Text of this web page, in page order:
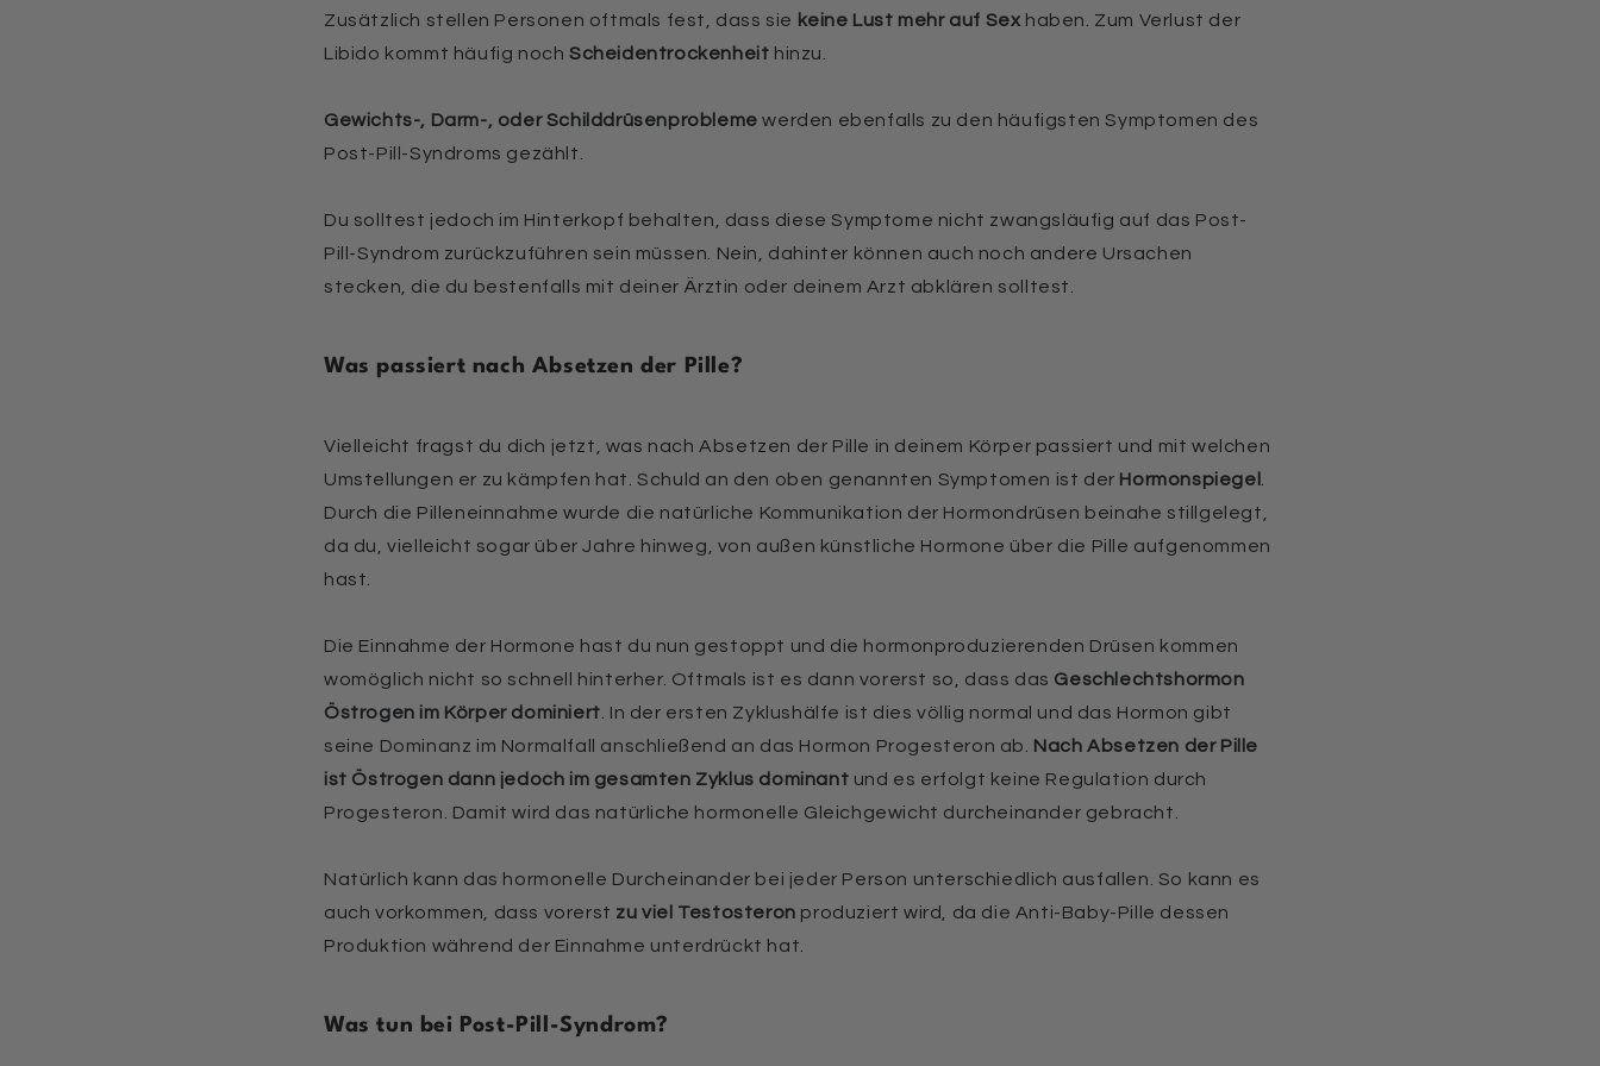
Zusätzlich stellen Personen oftmals fest, dass sie keine Lust mehr auf Sex haben. Zum Verlust der
Libido kommt häufig nochScheidentrockenheit hinzu.
Gewichts-, Darm-, oder Schilddrüsenprobleme werden ebenfalls zu den häufigsten Symptomen des
Post-Pill-Syndroms gezählt.
Du solltest jedoch im Hinterkopf behalten, dass diese Symptome nicht zwangsläufig auf das Post-
Pill-Syndrom zurückzuführen sein müssen. Nein, dahinter können auch noch andere Ursachen
stecken, die du bestenfalls mit deiner Ärztin oder deinem Arzt abklären solltest.
Was passiert nach Absetzen der Pille?
Vielleicht fragst du dich jetzt, was nach Absetzen der Pille in deinem Körper passiert und mit welchen
Umstellungen er zu kämpfen hat. Schuld an den oben genannten Symptomen ist der Hormonspiegel
Durch die Pilleneinnahme wurde die natürliche Kommunikation der Hormondrüsen beinahe stillgelegt,
da du, vielleicht sogar über Jahre hinweg, von außen künstliche Hormone über die Pille aufgenommen
hast.
Die Einnahme der Hormone hast du nun gestoppt und die hormonproduzierenden Drüsen kommen
womöglich nicht so schnell hinterher. Oftmals ist es dann vorerst so, dass das Geschlechtshormon
Östrogen im Körper dominiert . In der ersten Zyklushälfe ist dies völlig normal und das Hormon gibt
seine Dominanz im Normalfall anschließend an das Hormon Progesteron ab. Nach Absetzen der Pille
ist Östrogen dann jedoch im gesamten Zyklus dominant und es erfolgt keine Regulation durch
Progesteron. Damit wird das natürliche hormonelle Gleichgewicht durcheinander gebracht.
Natürlich kann das hormonelle Durcheinander bei jeder Person unterschiedlich ausfallen. So kann es
auch vorkommen, dass vorerst zu viel Testosteron produziert wird, da die Anti-Baby-Pille dessen
Produktion während der Einnahme unterdrückt hat.
Was tun bei Post-Pill-Syndrom?